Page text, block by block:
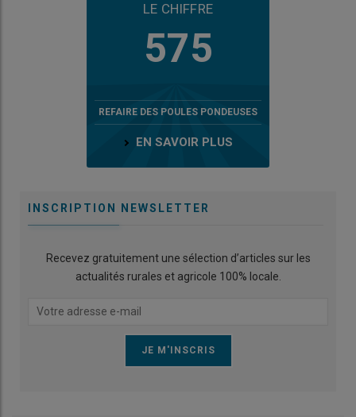
LE CHIFFRE
575
REFAIRE DES POULES PONDEUSES
EN SAVOIR PLUS
INSCRIPTION NEWSLETTER
Recevez gratuitement une sélection d’articles sur les
actualités rurales et agricole 100% locale.